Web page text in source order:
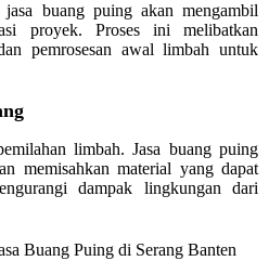
jasa buang puing akan mengambil
proyek. Proses ini melibatkan
pemrosesan awal limbah untuk
limbah. Jasa buang puing
memisahkan material yang dapat
dampak lingkungan dari
Buang Puing di Serang Banten